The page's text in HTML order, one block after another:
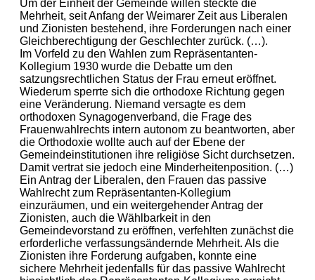
Um der Einheit der Gemeinde willen steckte die
Mehrheit, seit Anfang der Weimarer Zeit aus Liberalen
und Zionisten bestehend, ihre Forderungen nach einer
Gleichberechtigung der Geschlechter zurück. (…).
Im Vorfeld zu den Wahlen zum Repräsentanten-
Kollegium 1930 wurde die Debatte um den
satzungsrechtlichen Status der Frau erneut eröffnet.
Wiederum sperrte sich die orthodoxe Richtung gegen
eine Veränderung. Niemand versagte es dem
orthodoxen Synagogenverband, die Frage des
Frauenwahlrechts intern autonom zu beantworten, aber
die Orthodoxie wollte auch auf der Ebene der
Gemeindeinstitutionen ihre religiöse Sicht durchsetzen.
Damit vertrat sie jedoch eine Minderheitenposition. (…)
Ein Antrag der Liberalen, den Frauen das passive
Wahlrecht zum Repräsentanten-Kollegium
einzuräumen, und ein weitergehender Antrag der
Zionisten, auch die Wählbarkeit in den
Gemeindevorstand zu eröffnen, verfehlten zunächst die
erforderliche verfassungsändernde Mehrheit. Als die
Zionisten ihre Forderung aufgaben, konnte eine
sichere Mehrheit jedenfalls für das passive Wahlrecht